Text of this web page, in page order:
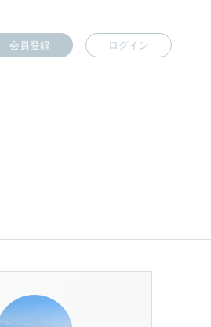
会員登録 ログイン